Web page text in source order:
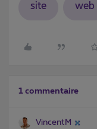
site web
1 commentaire
VincentM